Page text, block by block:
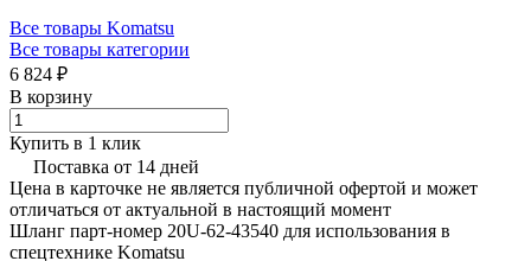
Все товары Komatsu
Все товары категории
6 824 ₽
В корзину
Купить в 1 клик
Поставка от 14 дней
Цена в карточке не является публичной офертой и может
отличаться от актуальной в настоящий момент
Шланг парт-номер 20U-62-43540 для использования в
спецтехнике Komatsu